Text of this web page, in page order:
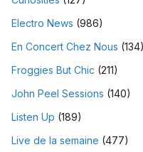
Electro News (986)
En Concert Chez Nous (134)
Froggies But Chic (211)
John Peel Sessions (140)
Listen Up (189)
Live de la semaine (477)